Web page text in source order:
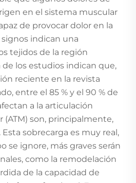
en el sistema muscular
de provocar dolor en la
signos indican una
tejidos de la región
de los estudios indican que,
reciente en la revista
entre el 85 % y el 90 % de
a la articulación
son, principalmente,
sobrecarga es muy real,
se ignore, más graves serán
como la remodelación
de la capacidad de